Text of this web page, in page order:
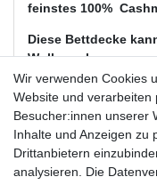
feinstes 100%
Diese Bettdecke
Wollwaschgang
liegt bei.
Material:
Bezug aus
Füllung: 100 %
Hand gezupft
Maße:
200 x 200 cm
Wir verwenden Cookies
Website und verarbeiten
Besucher:innen unserer
Inhalte und Anzeigen zu
Drittanbietern
analysieren. Die